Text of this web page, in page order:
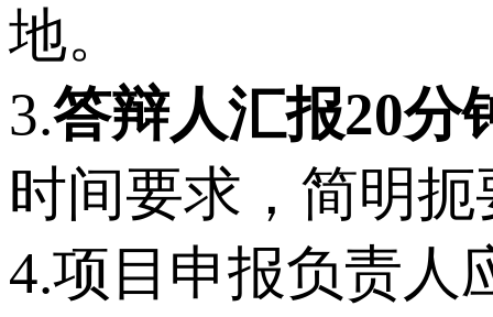
地。
3.答辩人汇报20分
时间要求，简明
4.项目申报负责人